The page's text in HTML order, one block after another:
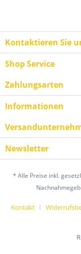
Kontaktieren Sie
Shop Service
Zahlungsarten
Informationen
Newsletter
* Alle Preise inkl.
Kontakt